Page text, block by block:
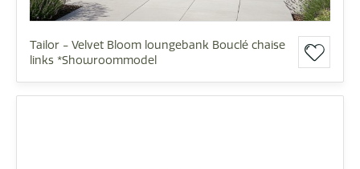
Tailor - Velvet Bloom loungebank Bouclé chaise
links *Showroommodel